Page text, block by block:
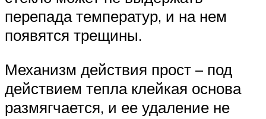
перепада температур, и на нем
появятся трещины.
Механизм действия прост – под
действием тепла клейкая основа
размягчается, и ее удаление не